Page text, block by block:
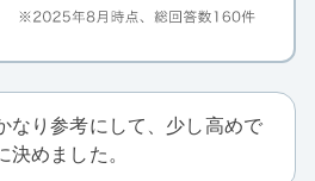
なり参考にして、少し高めで
決めました。